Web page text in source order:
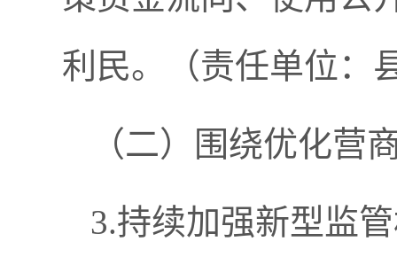
利民。（责任单位：
（二）围绕优化营
3.持续加强新型监